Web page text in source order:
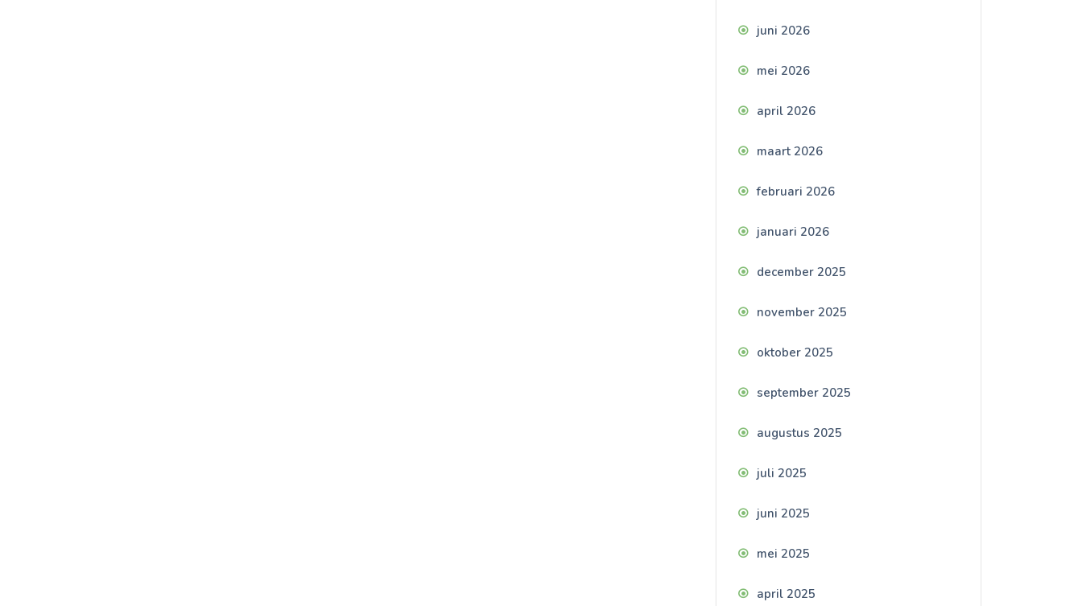
juni 2026
mei 2026
april 2026
maart 2026
februari 2026
januari 2026
december 2025
november 2025
oktober 2025
september 2025
augustus 2025
juli 2025
juni 2025
mei 2025
april 2025